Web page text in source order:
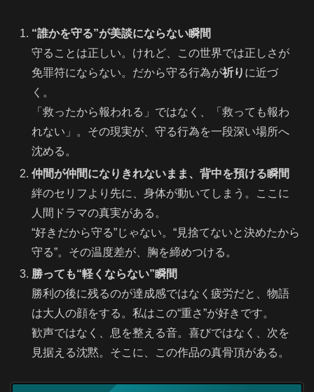
“誰かを守る”が美談にならない瞬間
守ることは正しい。けれど、この世界では正しさが
免罪符にならない。だから守る行為が祈り に近づ
く。
「救ったから報われる」ではなく、「救っても報わ
れない」。その現実が、守る行為を一段深い場所へ
沈める。
仲間が仲間になりきれないまま、背中を預ける瞬間
絆のセリフより先に、身体が動いてしまう。ここに
人間ドラマの真実がある。
“好きだから守る”じゃない。“見捨てないと決めたから
守る”。その温度差が、胸を締めつける。
勝っても“軽くならない”瞬間
勝利の後に残るのが達成感ではなく疲労だと、物語
は大人の顔をする。私はこの“重さ”が好きです。
歓声ではなく、息を整える音。喜びではなく、次を
見据える沈黙。そこに、この作品の真骨頂がある。